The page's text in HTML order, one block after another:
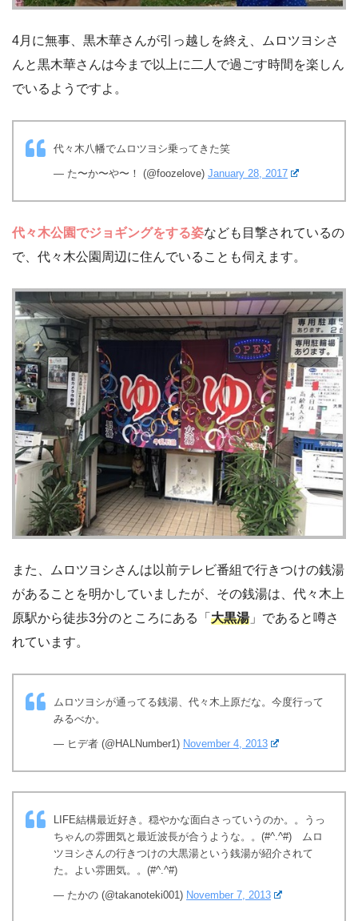
4月に無事、黒木華さんが引っ越しを終え、ムロツヨシさ
んと黒木華さんは今まで以上に二人で過ごす時間を楽しん
でいるようですよ。
代々木八幡でムロツヨシ乗ってきた笑
— た〜か〜や〜！ (@foozelove) January 28, 2017
代々木公園でジョギングをする姿なども目撃されているの
で、代々木公園周辺に住んでいることも伺えます。
また、ムロツヨシさんは以前テレビ番組で行きつけの銭湯
があることを明かしていましたが、その銭湯は、代々木上
原駅から徒歩3分のところにある「 大黒湯」であると噂さ
れています。
ムロツヨシが通ってる銭湯、代々木上原だな。今度行って
みるべか。
— ヒデ者 (@HALNumber1) November 4, 2013
LIFE結構最近好き。穏やかな面白さっていうのか。。うっ
ちゃんの雰囲気と最近波長が合うような。。(#^.^#) ムロ
ツヨシさんの行きつけの大黒湯という銭湯が紹介されて
た。よい雰囲気。。(#^.^#)
— たかの (@takanoteki001) November 7, 2013